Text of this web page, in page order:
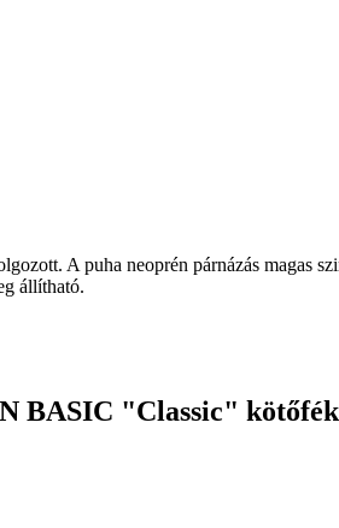
A puha neoprén párnázás magas
állítható.
BASIC "Classic"